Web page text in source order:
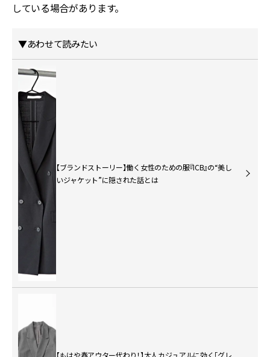
している場合があります。
▼あわせて読みたい
【ブランドストーリー】働く女性のための服『ICB』の“美し
いジャケット”に隠された話とは
【もはや春アウター代わり！】大人カジュアルに効く「グレ